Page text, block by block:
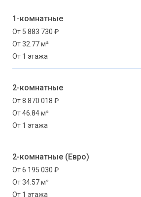
1-комнатные
От 5 883 730 ₽
От 32.77 м²
От 1 этажа
2-комнатные
От 8 870 018 ₽
От 46.84 м²
От 1 этажа
2-комнатные (Евро)
От 6 195 030 ₽
От 34.57 м²
От 1 этажа